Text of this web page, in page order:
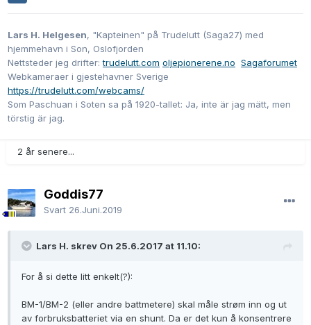
Lars H. Helgesen, "Kapteinen" på Trudelutt (Saga27) med
hjemmehavn i Son, Oslofjorden
Nettsteder jeg drifter:trudelutt.com oljepionerene.no Sagaforumet
Webkameraer i gjestehavner Sverige
https://trudelutt.com/webcams/
Som Paschuan i Soten sa på 1920-tallet: Ja, inte är jag mätt, men
törstig är jag.
2 år senere...
Goddis77
Svart 26.Juni.2019
Lars H. skrev On 25.6.2017 at 11.10:
For å si dette litt enkelt(?):
BM-1/BM-2 (eller andre battmetere) skal måle strøm inn og ut
av forbruksbatteriet via en shunt. Da er det kun å konsentrere